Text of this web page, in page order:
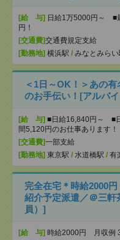
[給 与] 日給1万5000円～ ■
円！
[交通費]交通費規定支給
[勤務地] 横浜駅 / みなとみらい
＜1日～OK！＞あの
のお手伝い！[アルバ
[給 与] ■日給16,840円～ ■
間5,120円のお仕事あります！
[交通費]一部支給
[勤務地] 東京駅 / 水道橋駅 / 有
完全在宅＊時給2000
紹介予定派遣／＠三
員）]
[給 与] 時給2000円 月収例